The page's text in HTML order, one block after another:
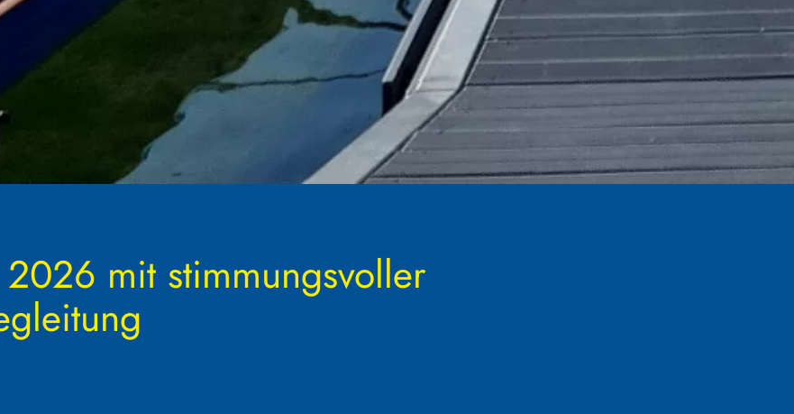
mit stimmungsvoller